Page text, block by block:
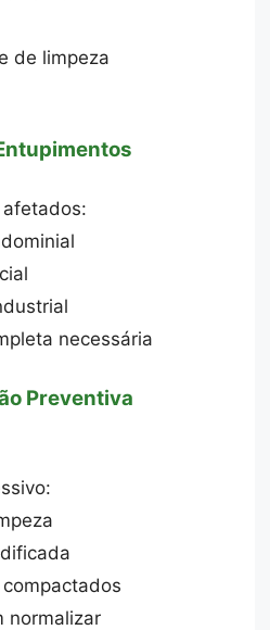
de limpeza
necessária
Preventiva
normalizar